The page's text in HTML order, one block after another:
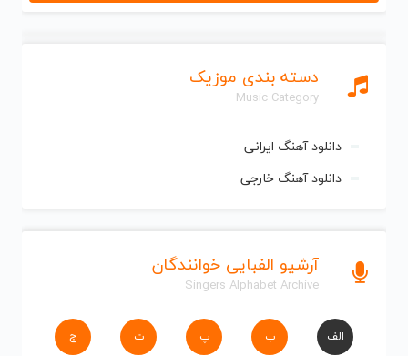
دسته بندی موزیک
Music Category
دانلود آهنگ ایرانی
دانلود آهنگ خارجی
آرشیو الفبایی خوانندگان
Singers Alphabet Archive
الف ب پ ت ج